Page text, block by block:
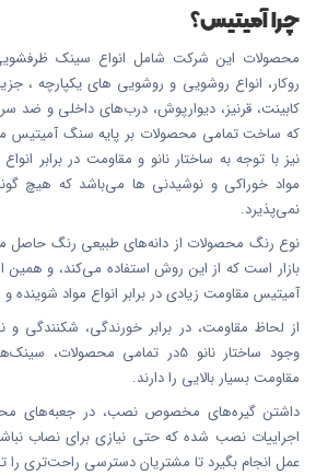
چرا آمیتیس؟
محصولات این شرکت شامل انواع سینک
روکار، انواع روشویی و روشویی های یکپارچه ،
کابینت، قرنیز، دیوارپوش، درب‌های داخلی و ضد
که ساخت تمامی محصولات بر پایه سنگ آمیتیس
نیز با توجه به ساختار نانو و مقاومت در برابر
مواد خوراکی و نوشیدنی ها می‌باشد که هیچ
نمی‌پذیرد.
نوع رنگ محصولات از دانه‌های طبیعی رنگ حاصل
بازار است که از این روش استفاده می‌کند، و
آمیتیس مقاومت زیادی در برابر انواع مواد
از لحاظ مقاومت، در برابر خورندگی، شکنندگی و
وجود ساختار نانو 5در تمامی
مقاومت بسیار بالایی را دارند.
داشتن گیره‌های مخصوص نصب، در جعبه‌های
اجراییات نصب شده که حتی نیازی برای نصاب
عمل انجام بگیرد تا مشتریان دسترسی راحت‌تری را